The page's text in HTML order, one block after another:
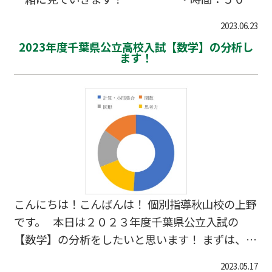
題傾向は概ね例年通りで、新たな傾向は現れてい
ない。 ・大問１（聞き取り問題） 文化祭でミュ
について相談している場面。 話し手の表現に着目
することで、他者に…
2023.06.23
2023年度千葉県公立高校入試【数学】の分析し
ます！
こんにちは！こんばんは！ 個別指導秋山校の上野
です。 本日は２０２３年度千葉県公立入試の
【数学】の分析をしたいと思います！ まずは、時
2023.05.17